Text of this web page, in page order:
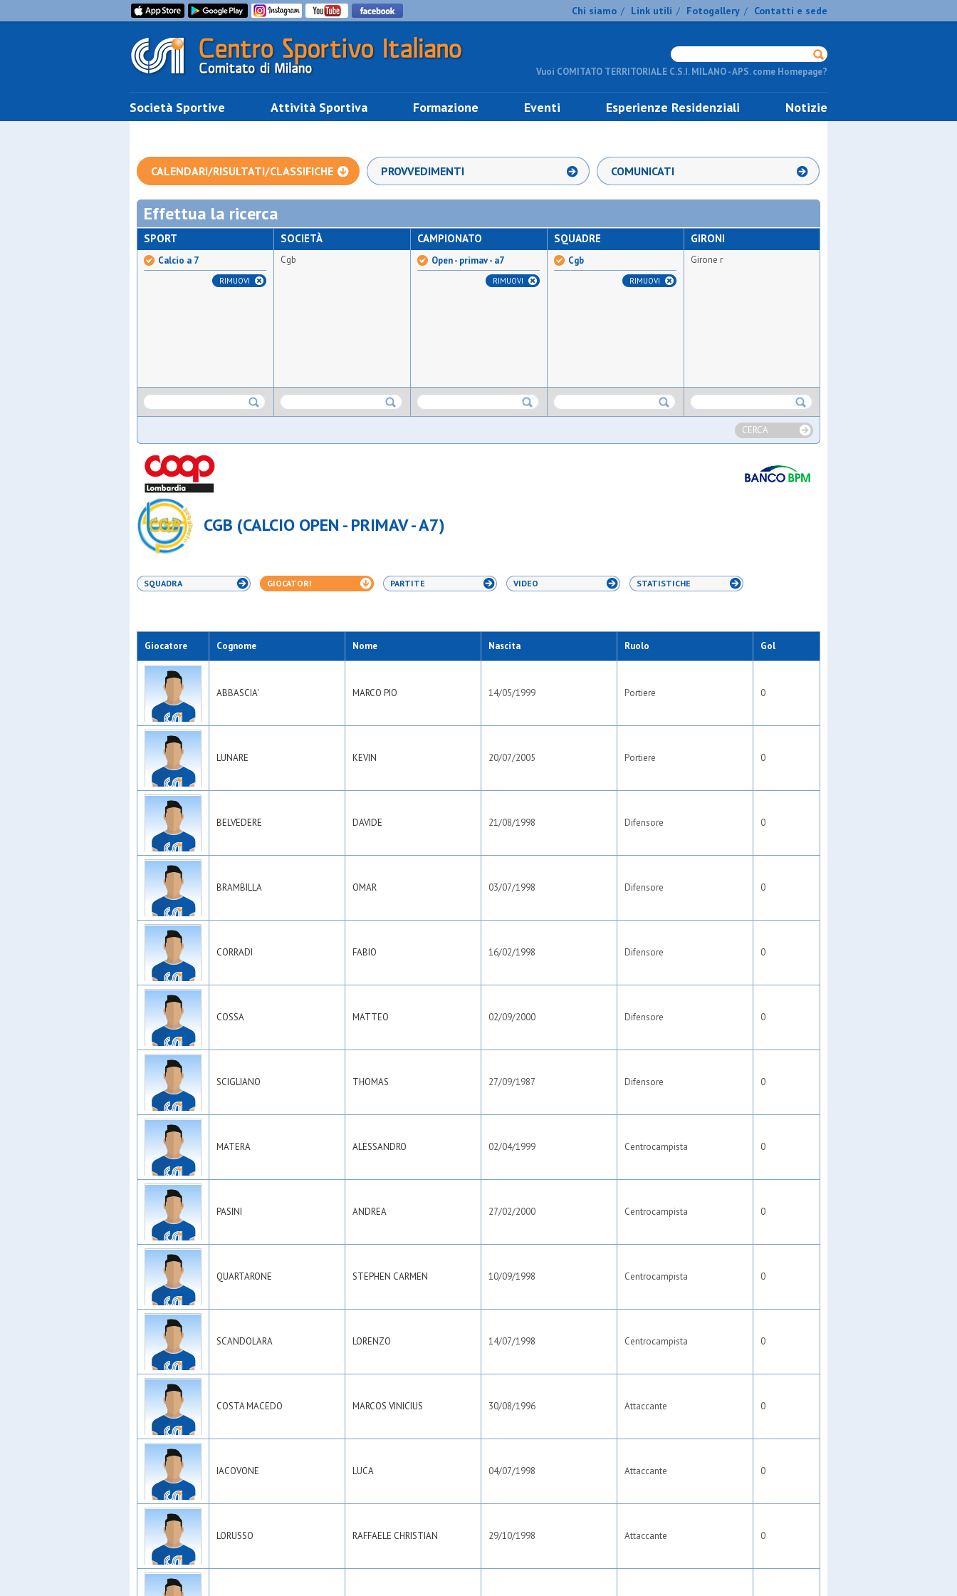
Chi siamo / Link utili / Fotogallery / Contatti e sede
Vuoi COMITATO TERRITORIALE C.S.I. MILANO - APS. come Homepage?
Società Sportive Attività Sportiva Formazione Eventi Esperienze Residenziali Notizie
CALENDARI/RISULTATI/CLASSIFICHE PROVVEDIMENTI COMUNICATI
Effettua la ricerca
SPORT
Calcio a 7
RIMUOVI
SOCIETÀ
Cgb
CAMPIONATO
Open - primav - a7
RIMUOVI
SQUADRE
Cgb
RIMUOVI
GIRONI
Girone r
CERCA
CGB (CALCIO OPEN - PRIMAV - A7)
SQUADRA GIOCATORI PARTITE VIDEO STATISTICHE
Giocatore Cognome Nome Nascita Ruolo Gol
ABBASCIA' MARCO PIO 14/05/1999 Portiere 0
LUNARE KEVIN 20/07/2005 Portiere 0
BELVEDERE DAVIDE 21/08/1998 Difensore 0
BRAMBILLA OMAR 03/07/1998 Difensore 0
CORRADI FABIO 16/02/1998 Difensore 0
COSSA MATTEO 02/09/2000 Difensore 0
SCIGLIANO THOMAS 27/09/1987 Difensore 0
MATERA ALESSANDRO 02/04/1999 Centrocampista 0
PASINI ANDREA 27/02/2000 Centrocampista 0
QUARTARONE STEPHEN CARMEN 10/09/1998 Centrocampista 0
SCANDOLARA LORENZO 14/07/1998 Centrocampista 0
COSTA MACEDO MARCOS VINICIUS 30/08/1996 Attaccante 0
IACOVONE LUCA 04/07/1998 Attaccante 0
LORUSSO RAFFAELE CHRISTIAN 29/10/1998 Attaccante 0